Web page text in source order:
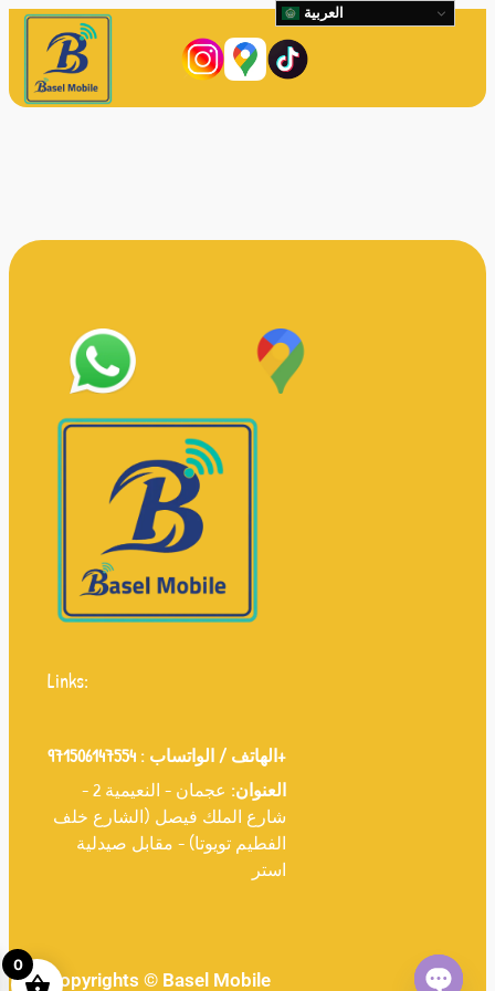
Links:
الهاتف / الواتساب :971506147554+
العنوان:
عجمان - النعيمية 2 -
شارع الملك فيصل (الشارع خلف
الفطيم تويوتا) - مقابل صيدلية
استر
Copyrights © Basel Mobile
العربية
0